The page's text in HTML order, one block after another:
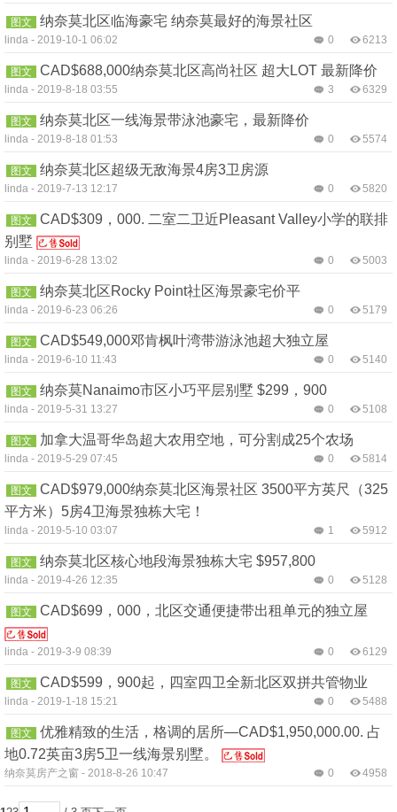
图文 纳奈莫北区临海豪宅 纳奈莫最好的海景社区
linda - 2019-10-1 06:02 6213
0
图文 CAD$688,000纳奈莫北区高尚社区 超大LOT 最新降价
linda - 2019-8-18 03:55 6329
3
图文 纳奈莫北区一线海景带泳池豪宅，最新降价
linda - 2019-8-18 01:53 5574
0
图文 纳奈莫北区超级无敌海景4房3卫房源
linda - 2019-7-13 12:17 5820
0
图文
CAD$309，000. 二室二卫近Pleasant Valley小学的联排
别墅
linda - 2019-6-28 13:02 5003
0
图文 纳奈莫北区Rocky Point社区海景豪宅价平
linda - 2019-6-23 06:26 5179
0
图文 CAD$549,000邓肯枫叶湾带游泳池超大独立屋
linda - 2019-6-10 11:43 5140
0
图文 纳奈莫Nanaimo市区小巧平层别墅 $299，900
linda - 2019-5-31 13:27 5108
0
图文 加拿大温哥华岛超大农用空地，可分割成25个农场
linda - 2019-5-29 07:45 5814
0
图文
CAD$979,000纳奈莫北区海景社区 3500平方英尺（325
平方米）5房4卫海景独栋大宅！
linda - 2019-5-10 03:07 5912
1
图文 纳奈莫北区核心地段海景独栋大宅 $957,800
linda - 2019-4-26 12:35 5128
0
图文 CAD$699，000，北区交通便捷带出租单元的独立屋
linda - 2019-3-9 08:39 6129
0
图文 CAD$599，900起，四室四卫全新北区双拼共管物业
linda - 2019-1-18 15:21 5488
0
图文
优雅精致的生活，格调的居所—CAD$1,950,000.00. 占
地0.72英亩3房5卫一线海景别墅。
纳奈莫房产之窗 - 2018-8-26 10:47 4958
0